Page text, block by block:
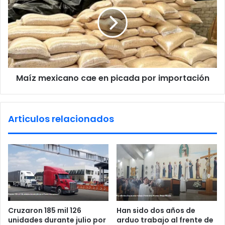
s
n
S
a
b
i
n
a
í
z
m
e
x
i
c
a
i
c
a
a
Maíz mexicano cae en picada por importación
Articulos relacionados
Cruzaron 185 mil 126
unidades durante julio por
Han sido dos años de
arduo trabajo al frente de